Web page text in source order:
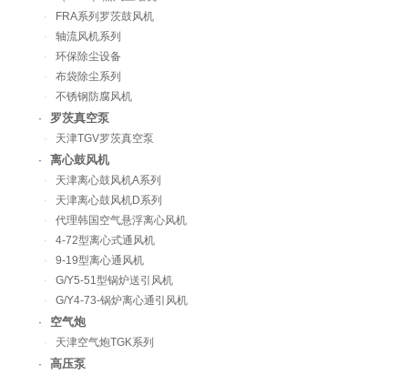
·
FRA系列罗茨鼓风机
·
轴流风机系列
·
环保除尘设备
·
布袋除尘系列
·
不锈钢防腐风机
·
罗茨真空泵
·
天津TGV罗茨真空泵
·
离心鼓风机
·
天津离心鼓风机A系列
·
天津离心鼓风机D系列
·
代理韩国空气悬浮离心风机
·
4-72型离心式通风机
·
9-19型离心通风机
·
G/Y5-51型锅炉送引风机
·
G/Y4-73-锅炉离心通引风机
·
空气炮
·
天津空气炮TGK系列
·
高压泵